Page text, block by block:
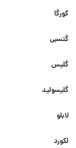
کورگا
گتسبی
گلیس
گلیسولید
لابلو
لکورد